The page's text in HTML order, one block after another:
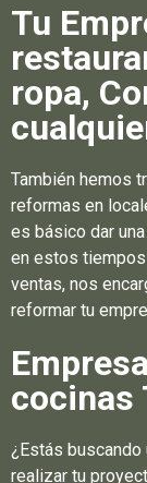
Tu
ropa,
También hemos
reformas en
es básico dar
en estos tiempos
ventas, nos
reformar tu
cocinas
¿Estás
realizar tu